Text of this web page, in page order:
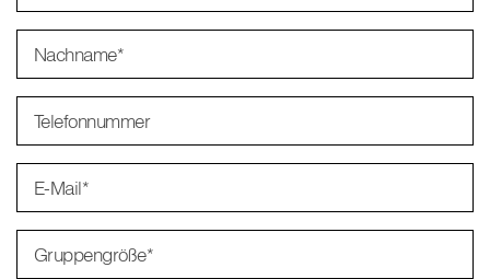
Nachname*
Telefonnummer
E-Mail*
Gruppengröße*